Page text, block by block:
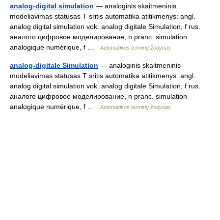
analog-digital simulation — analoginis skaitmeninis
modeliavimas statusas T sritis automatika atitikmenys: angl.
analog digital simulation vok. analog digitale Simulation, f rus.
аналого цифровое моделирование, n pranc. simulation
analogique numérique, f …
Automatikos terminų žodynas
analog-digitale Simulation — analoginis skaitmeninis
modeliavimas statusas T sritis automatika atitikmenys: angl.
analog digital simulation vok. analog digitale Simulation, f rus.
аналого цифровое моделирование, n pranc. simulation
analogique numérique, f …
Automatikos terminų žodynas